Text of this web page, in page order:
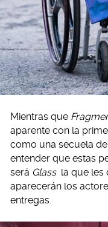
Mientras que
aparente con la
como una secuela de
entender que estas
será Glass la que les
aparecerán los
entregas.